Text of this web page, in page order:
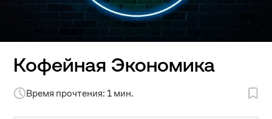
Кофейная Экономика
Время прочтения: 1 мин.